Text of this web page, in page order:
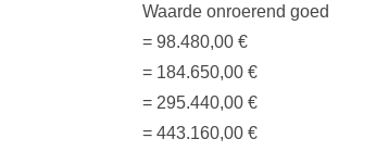
Waarde onroerend goed
= 98.480,00 €
= 184.650,00 €
= 295.440,00 €
= 443.160,00 €